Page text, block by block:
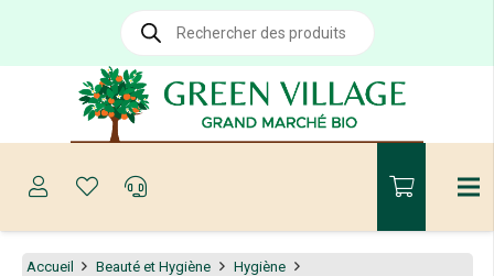
Recherche
produits
Accueil Beauté et Hygiène
Hygiène